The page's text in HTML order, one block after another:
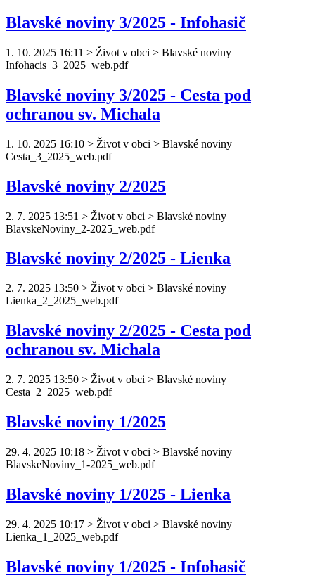
Blavské noviny 3/2025 - Infohasič
1. 10. 2025 16:11 > Život v obci > Blavské noviny
Infohacis_3_2025_web.pdf
Blavské noviny 3/2025 - Cesta pod
ochranou sv. Michala
1. 10. 2025 16:10 > Život v obci > Blavské noviny
Cesta_3_2025_web.pdf
Blavské noviny 2/2025
2. 7. 2025 13:51 > Život v obci > Blavské noviny
BlavskeNoviny _2-2025_web.pdf
Blavské noviny 2/2025 - Lienka
2. 7. 2025 13:50 > Život v obci > Blavské noviny
Lienka_2_2025_web.pdf
Blavské noviny 2/2025 - Cesta pod
ochranou sv. Michala
2. 7. 2025 13:50 > Život v obci > Blavské noviny
Cesta_2_2025_web.pdf
Blavské noviny 1/2025
29. 4. 2025 10:18 > Život v obci > Blavské noviny
BlavskeNoviny _1-2025_web.pdf
Blavské noviny 1/2025 - Lienka
29. 4. 2025 10:17 > Život v obci > Blavské noviny
Lienka_1_2025_web.pdf
Blavské noviny 1/2025 - Infohasič